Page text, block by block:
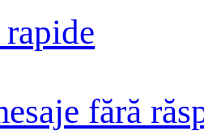
fără